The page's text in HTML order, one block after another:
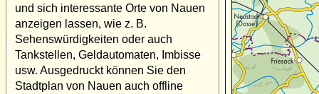
und sich interessante Orte von Nauen
anzeigen lassen, wie z. B.
Sehenswürdigkeiten oder auch
Tankstellen, Geldautomaten, Imbisse
usw. Ausgedruckt können Sie den
Stadtplan von Nauen auch offline